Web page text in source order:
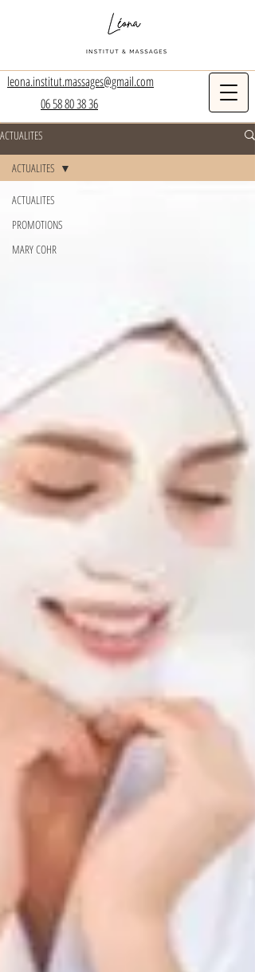
leona.institut.massages@gmail.com
06 58 80 38 36
ACTUALITES
ACTUALITES
PROMOTIONS
MARY COHR
ACTUALITES